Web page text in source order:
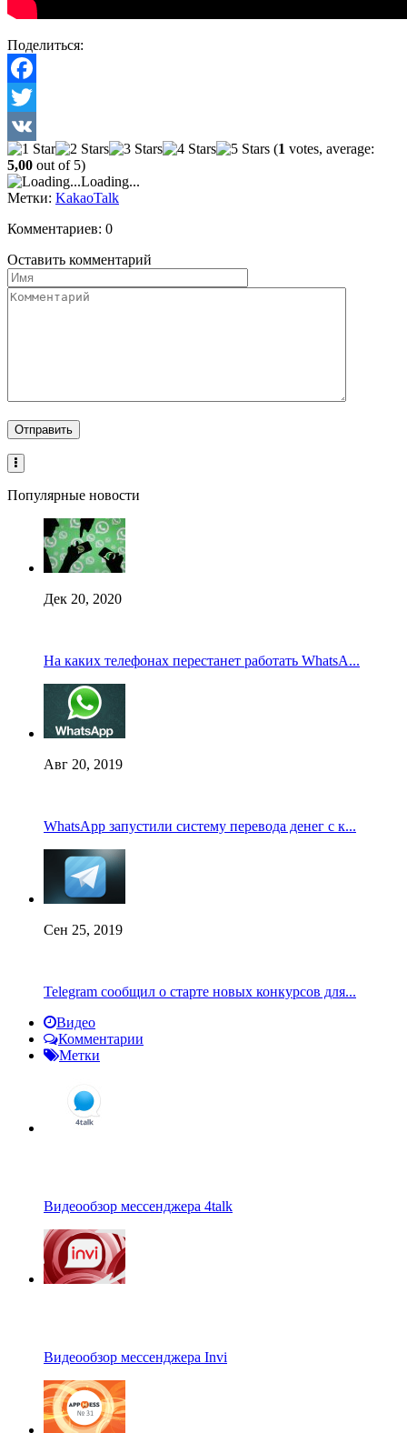
Поделиться:
Facebook
Twitter
VK
(1 votes, average:
5,00 out of 5)
Loading...
Метки: KakaoTalk
Комментариев: 0
Оставить комментарий
Популярные новости
Дек 20, 2020
На каких телефонах перестанет работать WhatsA...
Авг 20, 2019
WhatsApp запустили систему перевода денег с к...
Сен 25, 2019
Telegram сообщил о старте новых конкурсов для...
Видео
Комментарии
Метки
Видеообзор мессенджера 4talk
Видеообзор мессенджера Invi